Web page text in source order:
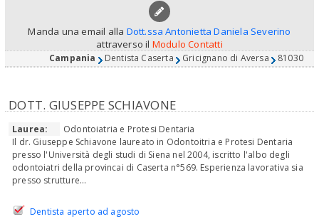
Manda una email alla Dott.ssa Antonietta Daniela Severino
attraverso il Modulo Contatti
Campania Dentista Caserta Gricignano di Aversa 81030
DOTT. GIUSEPPE SCHIAVONE
Laurea:
Odontoiatria e Protesi Dentaria
Il dr. Giuseppe Schiavone laureato in Odontoitria e Protesi Dentaria
presso l'Università degli studi di Siena nel 2004, iscritto l'albo degli
odontoiatri della provincai di Caserta n°569. Esperienza lavorativa sia
presso strutture...
Dentista aperto ad agosto